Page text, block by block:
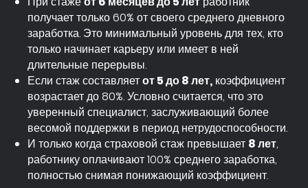
получает только 60% от своего среднего дневного
заработка. Это минимальный уровень для тех, кто
только начинает карьеру или имеет в ней
длительные перерывы.
Если стаж составляетот 5 до 8 лет, коэффициент
возрастает до 80%. Условно считается, что это
уверенный специалист, заслуживающий более
весомой поддержки в период нетрудоспособности.
И только когда страховой стаж превышает 8 лет,
работнику оплачивают 100% среднего заработка,
полностью снимая понижающий коэффициент.